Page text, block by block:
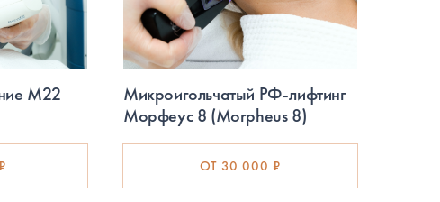
M22
Микроигольчатый РФ-лифтинг
Морфеус 8 (Morpheus 8)
ОТ 30 000 ₽